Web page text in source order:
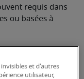
requis dans
ou basées à
invisibles et d'autres
utilisateur,